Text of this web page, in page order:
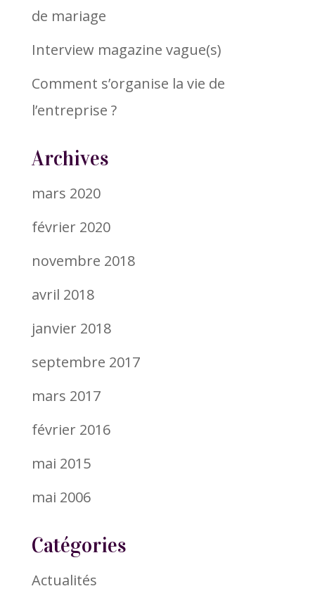
de mariage
Interview magazine vague(s)
Comment s’organise la vie de
l’entreprise ?
Archives
mars 2020
février 2020
novembre 2018
avril 2018
janvier 2018
septembre 2017
mars 2017
février 2016
mai 2015
mai 2006
Catégories
Actualités